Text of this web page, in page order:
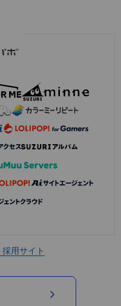
採用サイト